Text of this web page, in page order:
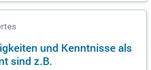
und Kenntnisse als
sind z.B.